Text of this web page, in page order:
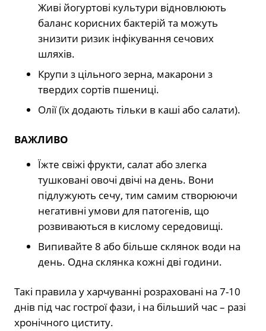
Живі йогуртові культури відновлюють
баланс корисних бактерій та можуть
знизити ризик інфікування сечових
шляхів.
Крупи з цільного зерна, макарони з
твердих сортів пшениці.
Олії (їх додають тільки в каші або салати).
ВАЖЛИВО
Їжте свіжі фрукти, салат або злегка
тушковані овочі двічі на день. Вони
підлужують сечу, тим самим створюючи
негативні умови для патогенів, що
розвиваються в кислому середовищі.
Випивайте 8 або більше склянок води на
день. Одна склянка кожні дві години.
Такі правила у харчуванні розраховані на 7-10
днів під час гострої фази, і на більший час – разі
хронічного циститу.